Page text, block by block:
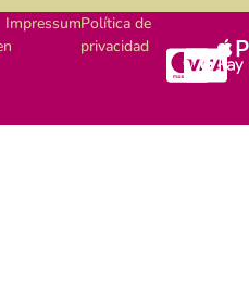
ImpressumPolítica de
privacidad